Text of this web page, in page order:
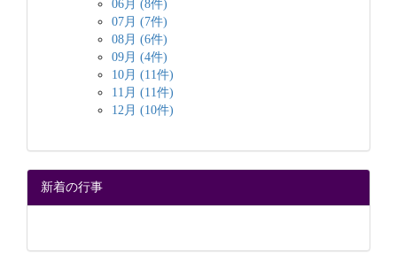
06月 (8件)
07月 (7件)
08月 (6件)
09月 (4件)
10月 (11件)
11月 (11件)
12月 (10件)
新着の行事